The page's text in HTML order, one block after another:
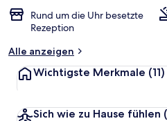
Rund um die Uhr besetzte
Rezeption
Alle anzeigen
Wichtigste Merkmale (11)
Sich wie zu Hause fühlen